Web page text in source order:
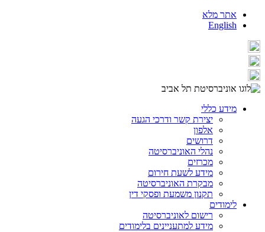
אתר מלא
English
מידע כללי
יצירת קשר ודרכי הגעה
אלפון
דרושים
נהלי האוניברסיטה
מכרזים
מידע לשעת חירום
מבקרת האוניברסיטה
תקנון משמעת ופסקי דין
לימודים
רישום לאוניברסיטה
מידע למתעניינים בלימודים